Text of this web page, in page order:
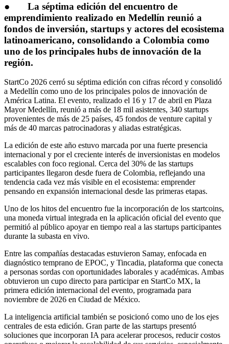
● La séptima edición del encuentro de
emprendimiento realizado en Medellín reunió a
fondos de inversión, startups y actores del ecosistema
latinoamericano, consolidando a Colombia como
uno de los principales hubs de innovación de la
región.
StartCo 2026 cerró su séptima edición con cifras récord y consolidó
a Medellín como uno de los principales polos de innovación de
América Latina. El evento, realizado el 16 y 17 de abril en Plaza
Mayor Medellín, reunió a más de 18 mil asistentes, 340 startups
provenientes de más de 25 países, 45 fondos de venture capital y
más de 40 marcas patrocinadoras y aliadas estratégicas.
La edición de este año estuvo marcada por una fuerte presencia
internacional y por el creciente interés de inversionistas en modelos
escalables con foco regional. Cerca del 30% de las startups
participantes llegaron desde fuera de Colombia, reflejando una
tendencia cada vez más visible en el ecosistema: emprender
pensando en expansión internacional desde las primeras etapas.
Uno de los hitos del encuentro fue la incorporación de los startcoins,
una moneda virtual integrada en la aplicación oficial del evento que
permitió al público apoyar en tiempo real a las startups participantes
durante la subasta en vivo.
Entre las compañías destacadas estuvieron Samay, enfocada en
diagnóstico temprano de EPOC, y Tincadia, plataforma que conecta
a personas sordas con oportunidades laborales y académicas. Ambas
obtuvieron un cupo directo para participar en StartCo MX, la
primera edición internacional del evento, programada para
noviembre de 2026 en Ciudad de México.
La inteligencia artificial también se posicionó como uno de los ejes
centrales de esta edición. Gran parte de las startups presentó
soluciones que incorporan IA para acelerar procesos, reducir costos